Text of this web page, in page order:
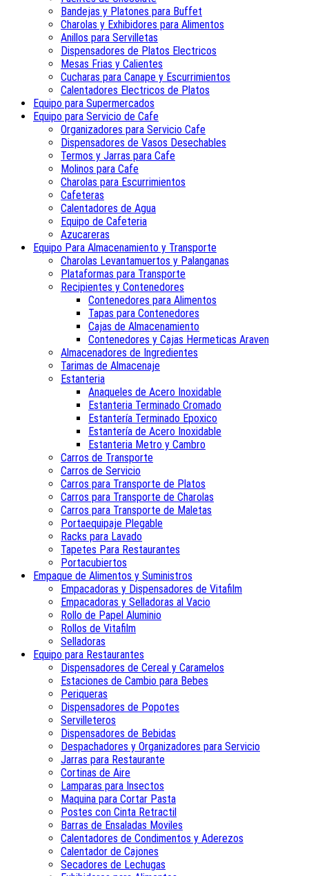
Bandejas y Platones para Buffet
Charolas y Exhibidores para Alimentos
Anillos para Servilletas
Dispensadores de Platos Electricos
Mesas Frias y Calientes
Cucharas para Canape y Escurrimientos
Calentadores Electricos de Platos
Equipo para Supermercados
Equipo para Servicio de Cafe
Organizadores para Servicio Cafe
Dispensadores de Vasos Desechables
Termos y Jarras para Cafe
Molinos para Cafe
Charolas para Escurrimientos
Cafeteras
Calentadores de Agua
Equipo de Cafeteria
Azucareras
Equipo Para Almacenamiento y Transporte
Charolas Levantamuertos y Palanganas
Plataformas para Transporte
Recipientes y Contenedores
Contenedores para Alimentos
Tapas para Contenedores
Cajas de Almacenamiento
Contenedores y Cajas Hermeticas Araven
Almacenadores de Ingredientes
Tarimas de Almacenaje
Estanteria
Anaqueles de Acero Inoxidable
Estanteria Terminado Cromado
Estantería Terminado Epoxico
Estantería de Acero Inoxidable
Estanteria Metro y Cambro
Carros de Transporte
Carros de Servicio
Carros para Transporte de Platos
Carros para Transporte de Charolas
Carros para Transporte de Maletas
Portaequipaje Plegable
Racks para Lavado
Tapetes Para Restaurantes
Portacubiertos
Empaque de Alimentos y Suministros
Empacadoras y Dispensadores de Vitafilm
Empacadoras y Selladoras al Vacio
Rollo de Papel Aluminio
Rollos de Vitafilm
Selladoras
Equipo para Restaurantes
Dispensadores de Cereal y Caramelos
Estaciones de Cambio para Bebes
Periqueras
Dispensadores de Popotes
Servilleteros
Dispensadores de Bebidas
Despachadores y Organizadores para Servicio
Jarras para Restaurante
Cortinas de Aire
Lamparas para Insectos
Maquina para Cortar Pasta
Postes con Cinta Retractil
Barras de Ensaladas Moviles
Calentadores de Condimentos y Aderezos
Calentador de Cajones
Secadores de Lechugas